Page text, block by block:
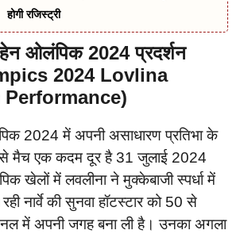
होगी रजिस्ट्री
ओलंपिक 2024 प्रदर्शन
2024 Lovlina
2024 में अपनी असाधारण प्रतिभा के
से मैच एक कदम दूर है 31 जुलाई 2024
खेलों में लवलीना ने मुक्केबाजी स्पर्धा में
नार्वे की सुनवा हॉटस्टार को 50 से
में अपनी जगह बना ली है। उनका अगला